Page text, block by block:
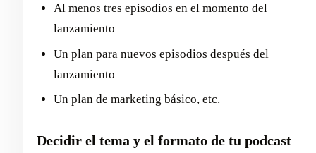
Al menos tres episodios en el momento del
lanzamiento
Un plan para nuevos episodios después del
lanzamiento
Un plan de marketing básico, etc.
Decidir el tema y el formato de tu podcast